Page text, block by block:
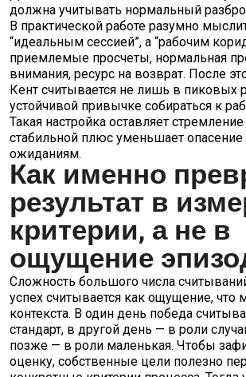
должна учитывать нормальный
В практической работе разумно
“идеальным сессией”, а “рабочим
приемлемые просчеты, нормальная
внимания, ресурс на возврат. После
Кент считывается не лишь в пиковых
устойчивой привычке собираться к
Такая настройка оставляет
стабильной плюс уменьшает опасение
ожиданиям.
Как именно
результат в
критерии, а не в
ощущение
Сложность большого числа
успех считывается как ощущение, что
контекста. В один день победа
стандарт, в другой день — в роли
позже — в роли маленькая. Чтобы
оценку, собственные цели полезно